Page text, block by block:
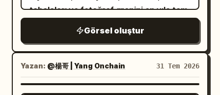
koruyarak vücudu hafif hareket halinde.
Gümüş-mavi sahne üniforması, atari
ekranından ve pedal ışıklarından gelen
saç uçlarında ve arka planda görülüyor.
3. Kare: Kırmızı ve siyah yarış simülatörü
içten bir gülümsemeye sahip 25
yanına geliyor. Nazikçe şemsiyesini
Başını kaldırıp gözleri buluştuğunda,
sessiz ve içten bir gülümseme
tabelaları ve fotoğraf grenini on yıla tam
Modern logolar veya cihazlar olmasın."
Bunu birden fazla on yıl için çalıştırın ve
bir kaydırmalı gönderi (carousel) olarak
paylaşın
Görsel oluştur
Yazan: @楊哥 | Yang Onchain 31 Tem 2026